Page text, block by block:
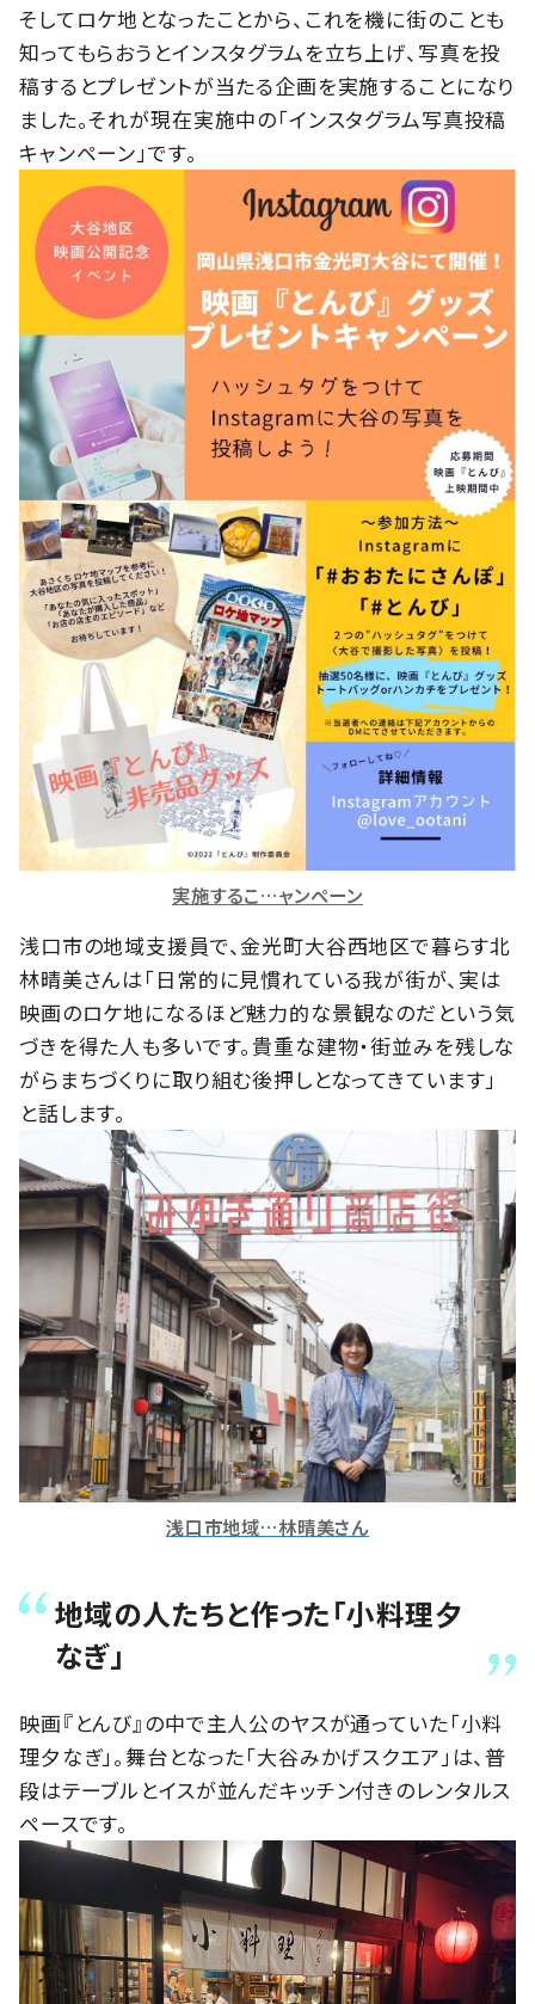
そしてロケ地となったことから、これを機に街のことも
知ってもらおうとインスタグラムを立ち上げ、写真を投
稿するとプレゼントが当たる企画を実施することになり
ました。それが現在実施中の「インスタグラム写真投稿
キャンペーン」です。
実施するこ…ャンペーン
浅口市の地域支援員で、金光町大谷西地区で暮らす北
林晴美さんは「日常的に見慣れている我が街が、実は
映画のロケ地になるほど魅力的な景観なのだという気
づきを得た人も多いです。貴重な建物・街並みを残しな
がらまちづくりに取り組む後押しとなってきています」
と話します。
浅口市地域…林晴美さん
地域の人たちと作った「小料理夕
なぎ」
映画『とんび』の中で主人公のヤスが通っていた「小料
理夕なぎ」。舞台となった「大谷みかげスクエア」は、普
段はテーブルとイスが並んだキッチン付きのレンタルス
ペースです。